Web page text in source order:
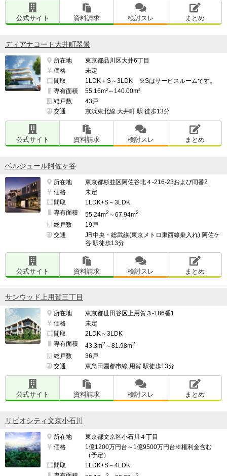
公式サイト 資料請求 検討スレ まとめ
ディアナコート大井町翠景
所在地
東京都品川区大井6丁目
価格
未定
間取
1LDK＋S～3LDK ※Sはサービスルームです。
専有面積
55.16m²～140.00m²
総戸数
43戸
交通
京浜東北線 大井町 駅 徒歩13分
公式サイト 資料請求 検討スレ まとめ
ベルジュール阿佐ヶ谷
所在地
東京都杉並区阿佐谷北４-216-23および同番2
価格
未定
間取
1LDK+S～3LDK
専有面積
55.24m2 ～67.94m2
総戸数
19戸
交通
JR中央・総武線(東京メトロ東西線乗入れ) 阿佐ケ
谷 駅徒歩13分
公式サイト 資料請求 検討スレ まとめ
サンウッド上用賀三丁目
所在地
東京都世田谷区上用賀３-186番1
価格
未定
間取
2LDK～3LDK
専有面積
43.3m2 ～81.98m2
総戸数
36戸
交通
東急田園都市線 用賀 駅徒歩13分
公式サイト 資料請求 検討スレ まとめ
リビオシティ文京小石川
所在地
東京都文京区小石川４丁目
価格
1億1200万円台～1億9500万円台※権利金含む
（予定）
間取
1LDK+S～4LDK